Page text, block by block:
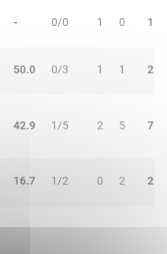
- 0/0 1 0 1
50.0 0/3 1 1 2
42.9 1/5 2 5 7
16.7 1/2 0 2 2